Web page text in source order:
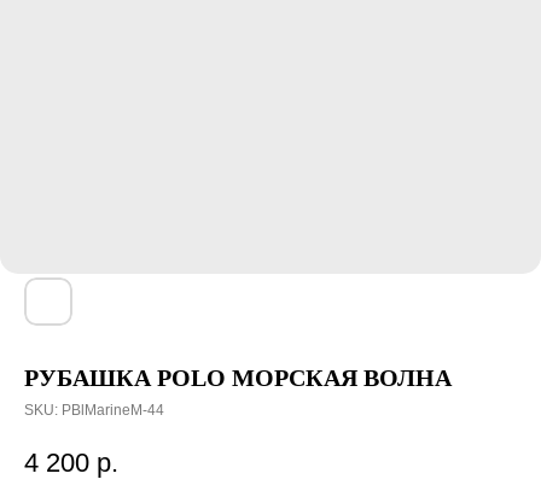
РУБАШКА POLO МОРСКАЯ ВОЛНА
SKU: PBlMarineM-44
4 200 р.